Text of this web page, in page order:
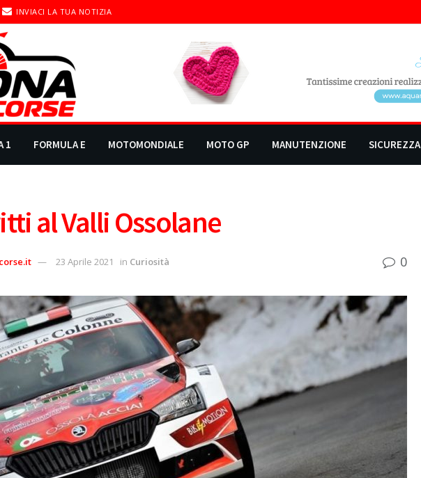
INVIACI LA TUA NOTIZIA
1 FORMULA E MOTOMONDIALE MOTO GP MANUTENZIONE SICUREZZA
al Valli Ossolane
23 Aprile 2021 in Curiosità 0